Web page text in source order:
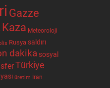
Gazze
Kaza Meteoroloji
Rusya saldırı
dakika sosyal
Türkiye
üretim İran